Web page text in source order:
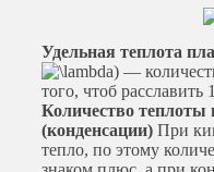
Удельная теплота
) —
того, чтоб
Количество теплоты
(конденсации) При
тепло, по этому